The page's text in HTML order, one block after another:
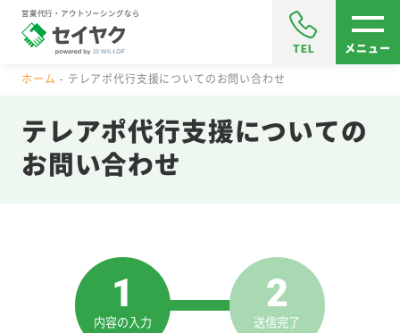
営業代行・アウトソーシングなら
TEL メニュー
ホーム テレアポ代行支援についてのお問い合わせ
テレアポ代行支援についての
お問い合わせ
1
内容の入力
2
送信完了